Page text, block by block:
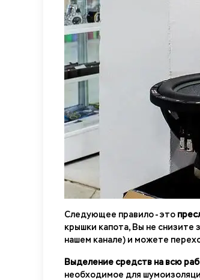
Следующее правило - это
крышки капота, Вы не снизите
нашем канале) и можете
Выделение средств на всю
необходимое для